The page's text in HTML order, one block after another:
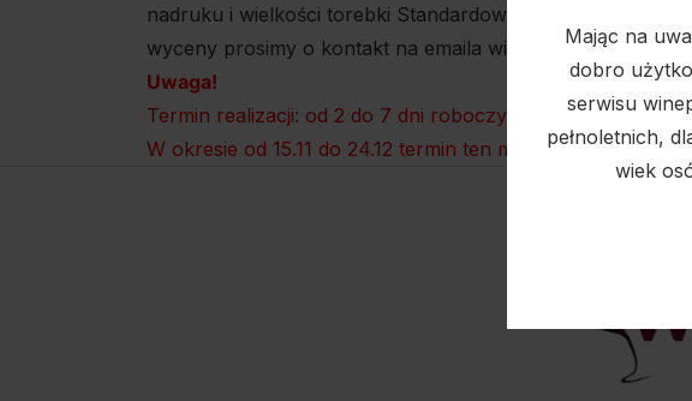
Mając na
dobro
serwisu
pełnoletnich,
wiek
nadruku i wielkości torebki Standardowa torebka do wina
wyceny prosimy o kontakt na emaila
Uwaga!
Termin realizacji: od 2 do 7 dni roboczych.
W okresie od 15.11 do 24.12 termin ten może się